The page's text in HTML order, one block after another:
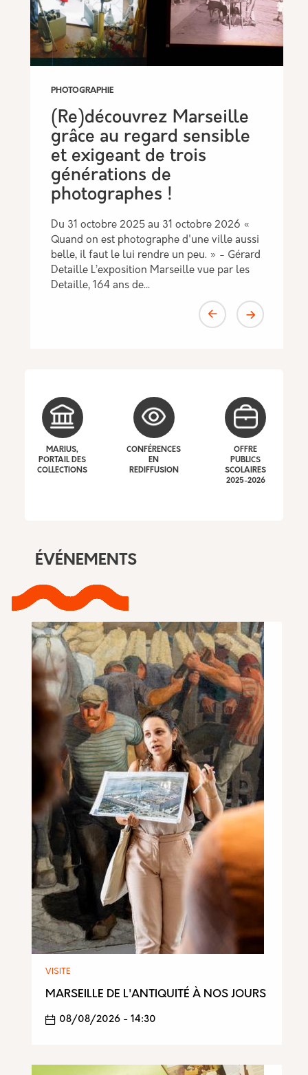
PHOTOGRAPHIE
(Re)découvrez Marseille
grâce au regard sensible
et exigeant de trois
générations de
photographes !
Du 31 octobre 2025 au 31 octobre 2026 «
Quand on est photographe d'une ville aussi
belle, il faut le lui rendre un peu. » - Gérard
Detaille L’exposition Marseille vue par les
Detaille, 164 ans de…
MARIUS,
PORTAIL DES
COLLECTIONS
CONFÉRENCES
EN
REDIFFUSION
OFFRE
PUBLICS
SCOLAIRES
2025-2026
ÉVÉNEMENTS
VISITE
MARSEILLE DE L'ANTIQUITÉ À NOS JOURS
08/08/2026 - 14:30